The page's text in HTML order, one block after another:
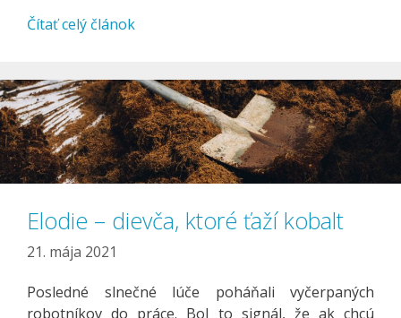
Čítať celý článok
Elodie – dievča, ktoré ťaží kobalt
21. mája 2021
Posledné slnečné lúče poháňali vyčerpaných
robotníkov do práce. Bol to signál, že ak chcú